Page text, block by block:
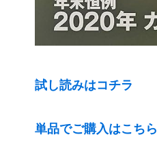
試し読みはコチラ
単品でご購入はこちら